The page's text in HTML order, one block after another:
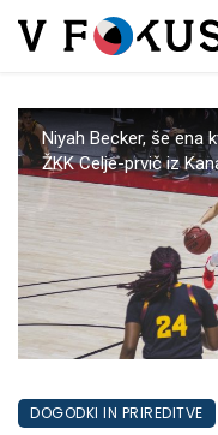
Niyah Becker, še ena
ŽKK Celje-prvič iz
DOGODKI IN PRIREDITVE